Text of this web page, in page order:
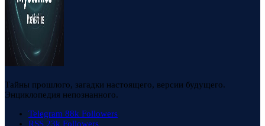
Тайны прошлого, загадки настоящего, версии будущего.
Энциклопедия непознанного.
Telegram 88k Followers
RSS 23k Followers